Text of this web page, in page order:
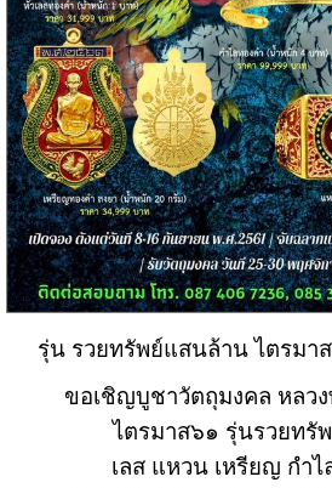
รุ่น รวยทรัพย์แสนล้าน ไตรมา
ขอเชิญบูชาวัตถุมงคล หลวง
ไตรมาส๖๑ รุ่นรวยทรั
เลส แหวน เหรียญ กำไ